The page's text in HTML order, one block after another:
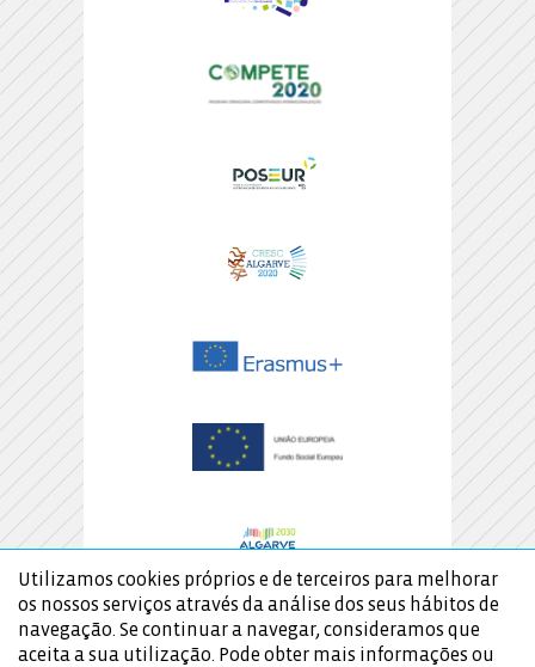
Utilizamos cookies próprios e de terceiros para melhorar
os nossos serviços através da análise dos seus hábitos de
navegação. Se continuar a navegar, consideramos que
aceita a sua utilização. Pode obter mais informações ou